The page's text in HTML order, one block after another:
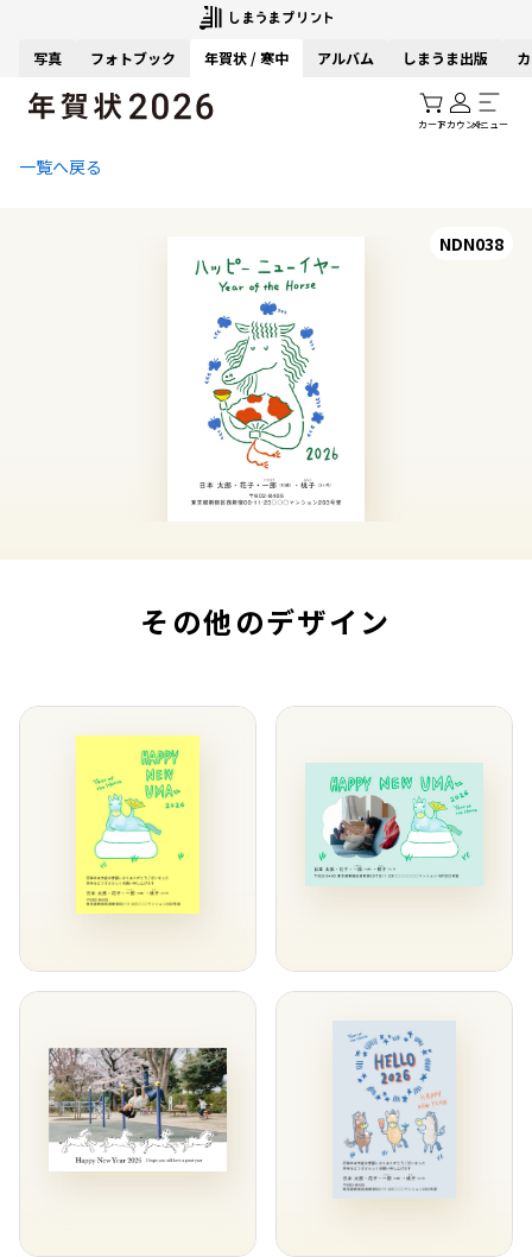
写真 フォトブック 年賀状 / 寒中 アルバム しまうま出版
カートアカウントメニュー
一覧へ戻る
NDN038
その他のデザイン